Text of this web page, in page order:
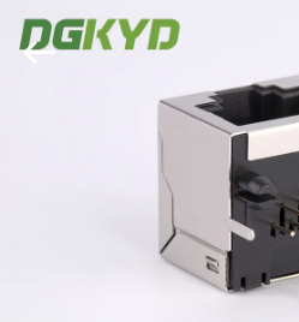
ΠΡΟΪΌΝΤΑ
ΕΜΦΆΝΙΣΗ
Electronic
Technology
Co.,ltd.